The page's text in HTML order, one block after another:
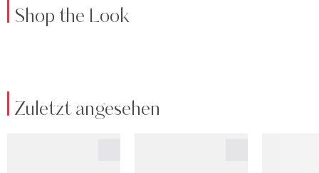
Shop the Look
Zuletzt angesehen